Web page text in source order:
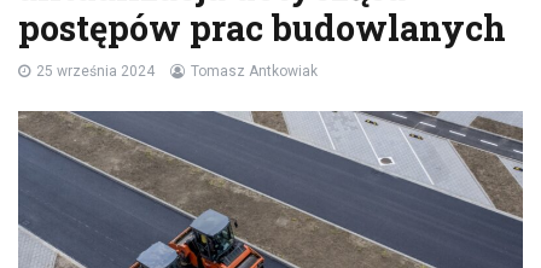
postępów prac budowlanych
25 września 2024 Tomasz Antkowiak